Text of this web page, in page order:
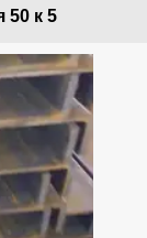
50 к 5